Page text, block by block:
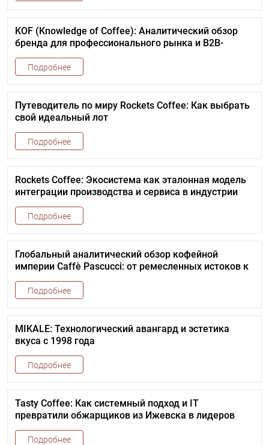
KOF (Knowledge of Coffee): Аналитический обзор
бренда для профессионального рынка и B2B-
партнеров
Подробнее
Путеводитель по миру Rockets Coffee: Как выбрать
свой идеальный лот
Подробнее
Rockets Coffee: Экосистема как эталонная модель
интеграции производства и сервиса в индустрии
спешелти
Подробнее
Глобальный аналитический обзор кофейной
империи Caffè Pascucci: от ремесленных истоков к
парадигме высокотехнологичного и устойчивого
развития
Подробнее
MIKALE: Технологический авангард и эстетика
вкуса с 1998 года
Подробнее
Tasty Coffee: Как системный подход и IT
превратили обжарщиков из Ижевска в лидеров
рынка
Подробнее